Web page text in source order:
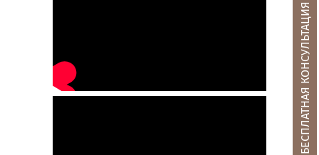
БЕСПЛАТНАЯ КОНСУЛЬТАЦИЯ